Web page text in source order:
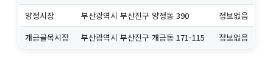
양정시장 부산광역시 부산진구 양정동 390
정보없음
개금골목시장
부산광역시 부산진구 개금동 171-115 정보없음